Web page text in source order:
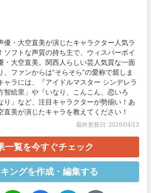
優・大空直美が演じたキャラクター人気ラ
ソフトな声質の持ち主で、ウィスパーボイ
・大空直美。関西人らしい芸人気質な一面
、ファンからは“そらそら”の愛称で親しま
ャラには、『アイドルマスター シンデレラ
智絵里」や『いなり、こんこん、恋いろ
り」など、注目キャラクターが勢揃い！あ
直美が演じたキャラを教えてください！
最終更新日: 2026/04/13
一覧を今すぐチェック
ングを作成・編集する